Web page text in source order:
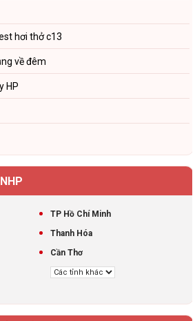
hơi thở c13
về đêm
HP
TP Hồ Chí Minh
Thanh Hóa
Cần Thơ